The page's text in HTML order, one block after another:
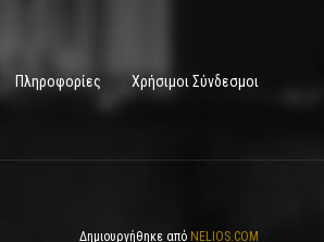
Πληροφορίες Χρήσιμοι Σύνδεσμοι
Δημιουργήθηκε από NELIOS.COM